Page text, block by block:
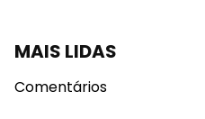
MAIS LIDAS
Comentários